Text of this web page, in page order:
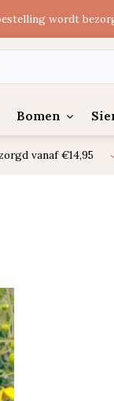
wordt
Bomen
vanaf €14,95